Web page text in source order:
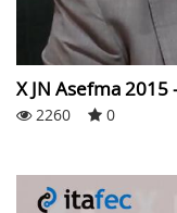
X JN Asefma
2260 0